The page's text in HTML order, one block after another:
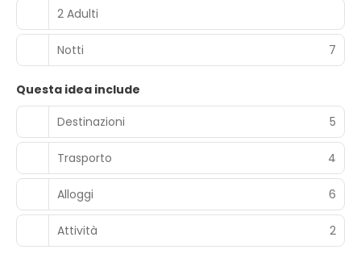
2 Adulti
Notti 7
Questa idea include
Destinazioni
5
Trasporto 4
Alloggi 6
Attività 2